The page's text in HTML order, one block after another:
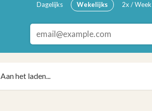
Dagelijks Wekelijks 2x / Week
Aan het laden...